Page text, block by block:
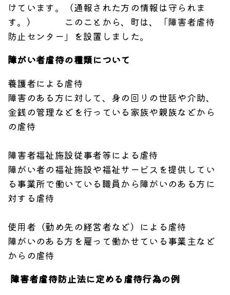
けています。（通報された方の情報は守られま
す。） このことから、町は、「障害者虐待
防止センター」を設置しました。
障がい者虐待の種類について
養護者による虐待
障害のある方に対して、身の回りの世話や介助、
金銭の管理などを行っている家族や親族などから
の虐待
障害者福祉施設従事者等による虐待
障がい者の福祉施設や福祉サービスを提供してい
る事業所で働いている職員から障がいのある方に
対する虐待
使用者（勤め先の経営者など）による虐待
障がいのある方を雇って働かせている事業主など
からの虐待
障害者虐待防止法に定める虐待行為の例